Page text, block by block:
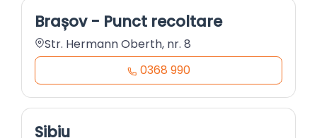
Brașov - Punct recoltare
Str. Hermann Oberth, nr. 8
0368 990
Sibiu